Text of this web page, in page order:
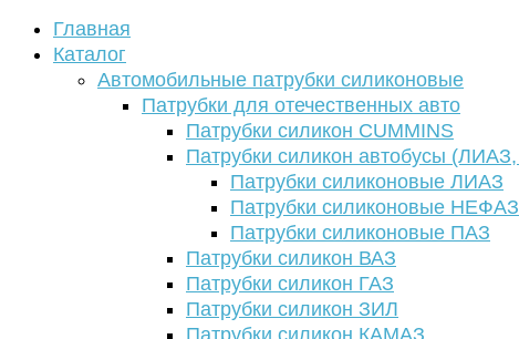
Главная
Каталог
Автомобильные патрубки силиконовые
Патрубки для отечественных авто
Патрубки силикон CUMMINS
Патрубки силикон автобусы
Патрубки силиконовые ЛИАЗ
Патрубки силиконовые НЕФАЗ
Патрубки силиконовые ПАЗ
Патрубки силикон ВАЗ
Патрубки силикон ГАЗ
Патрубки силикон ЗИЛ
Патрубки силикон КАМАЗ